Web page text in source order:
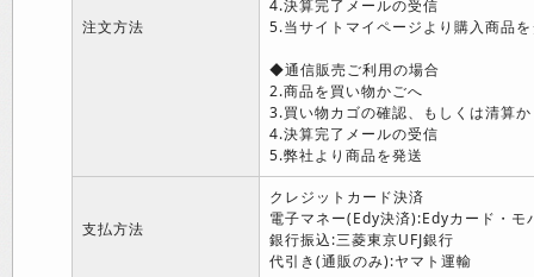
注文方法
4.決算完了メールの受信
5.当サイトマイページより購入商品
◆通信販売ご利用の場合
2.商品を買い物かごへ
3.買い物カゴの確認、もしくは清算
4.決算完了メールの受信
5.弊社より商品を発送
支払方法
クレジットカード決済
電子マネー(Edy決済):Edyカード・モ
銀行振込:三菱東京UFJ銀行
代引き(通販のみ):ヤマト運輸